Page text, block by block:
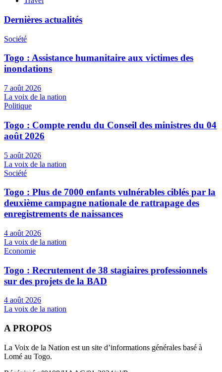
Dernières actualités
Société
Togo : Assistance humanitaire aux victimes des
inondations
7 août 2026
La voix de la nation
Politique
Togo : Compte rendu du Conseil des ministres du 04
août 2026
5 août 2026
La voix de la nation
Société
Togo : Plus de 7000 enfants vulnérables ciblés par la
deuxième campagne nationale de rattrapage des
enregistrements de naissances
4 août 2026
La voix de la nation
Economie
Togo : Recrutement de 38 stagiaires professionnels
sur des projets de la BAD
4 août 2026
La voix de la nation
A PROPOS
La Voix de la Nation est un site d’informations générales basé à
Lomé au Togo.